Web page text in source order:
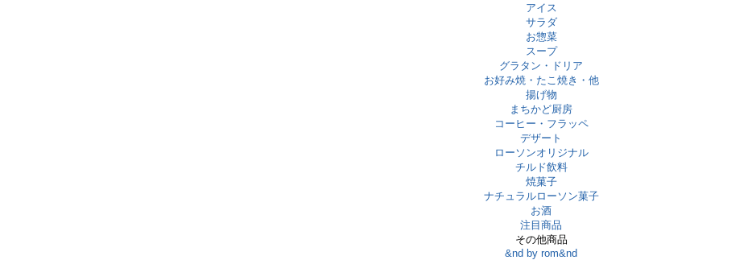
アイス
サラダ
お惣菜
スープ
グラタン・ドリア
お好み焼・たこ焼き・他
揚げ物
まちかど厨房
コーヒー・フラッペ
デザート
ローソンオリジナル
チルド飲料
焼菓子
ナチュラルローソン菓子
お酒
注目商品
その他商品
&nd by rom&nd